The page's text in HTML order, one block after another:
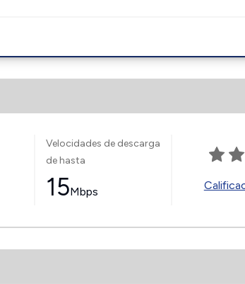
Velocidades de descarga
de hasta
15Mbps